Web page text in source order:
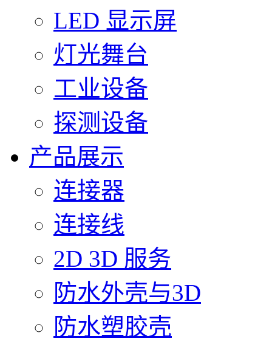
LED 显示屏
灯光舞台
工业设备
探测设备
产品展示
连接器
连接线
2D 3D 服务
防水外壳与3D
防水塑胶壳